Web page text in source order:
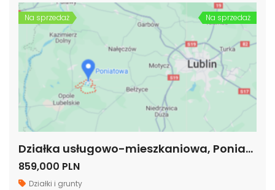
Na sprzedaż Na sprzedaż
Działka usługowo-mieszkaniowa, Poniatowa, woj. lubelskie
859,000 PLN
Działki i grunty